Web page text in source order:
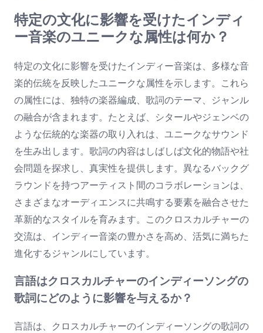
特定の文化に影響を受けたインディ
ー音楽のユニークな属性は何か？
特定の文化に影響を受けたインディー音楽は、多様な音
楽的伝統を反映したユニークな属性を示します。これら
の属性には、独特の楽器編成、歌詞のテーマ、ジャンル
の融合が含まれます。たとえば、シタールやジェンベの
ような伝統的な楽器の取り入れは、ユニークなサウンド
を生み出します。歌詞の内容はしばしば文化的物語や社
会問題を探求し、真実性を提供します。異なるバックグ
ラウンドを持つアーティスト間のコラボレーションは、
さまざまなオーディエンスに共鳴する要素を融合させた
革新的なスタイルを育みます。このクロスカルチャーの
交流は、インディー音楽の豊かさを高め、活気に満ちた
進化するジャンルにしています。
言語はクロスカルチャーのインディーソングの
歌詞にどのように影響を与えるか？
言語は、クロスカルチャーのインディーソングの歌詞の